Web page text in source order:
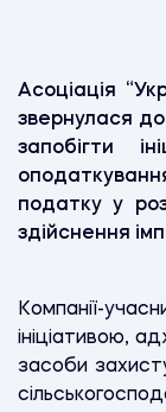
Асоціація
звернулася
запобігти
податку у
здійснення
Компанії-
ініціативою,
засоби